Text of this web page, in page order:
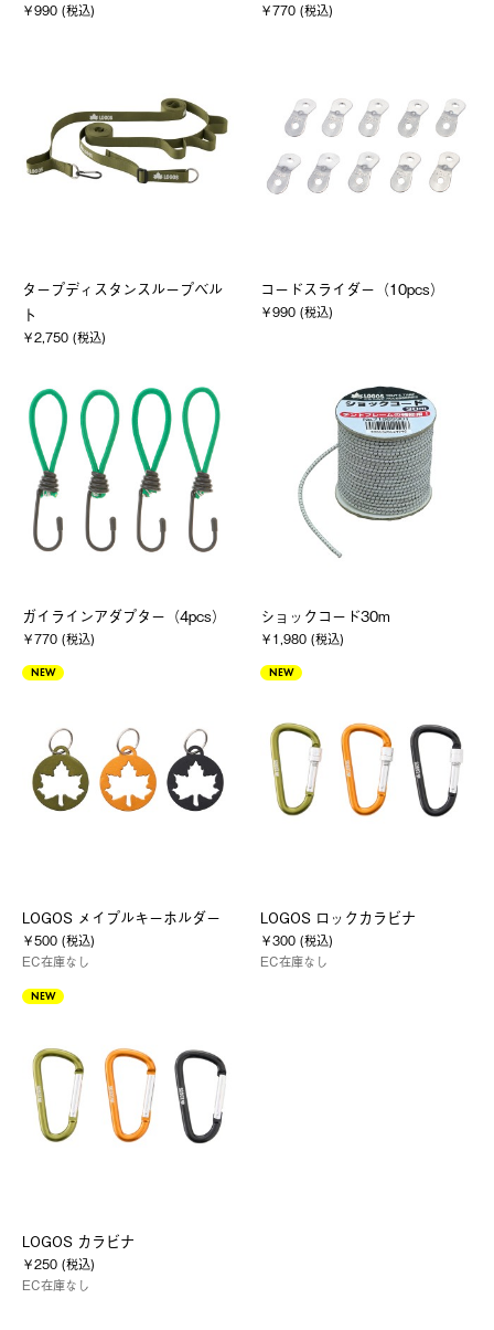
￥990 (税込) ￥770 (税込)
タープディスタンスループベル
ト
￥2,750 (税込)
コードスライダー（10pcs）
￥990 (税込)
ガイラインアダプター（4pcs）
￥770 (税込)
ショックコード30m
￥1,980 (税込)
NEW
LOGOS メイプルキーホルダー
￥500 (税込)
EC在庫なし
NEW
LOGOS ロックカラビナ
￥300 (税込)
EC在庫なし
NEW
LOGOS カラビナ
￥250 (税込)
EC在庫なし